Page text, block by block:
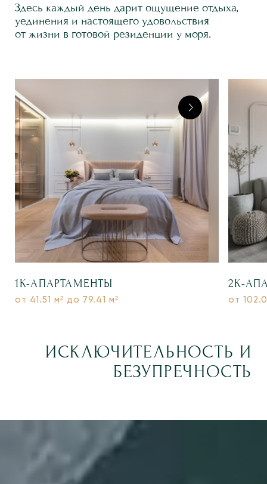
Здесь каждый день дарит ощущение отдыха,
уединения и настоящего удовольствия
от жизни в готовой резиденции у моря.
1К-АПАРТАМЕНТЫ
от 41.51 м² до 79.41 м²
2К-
от
ИСКЛЮЧИТЕЛЬ­НОСТЬ И
БЕЗУПРЕЧ­НОСТЬ